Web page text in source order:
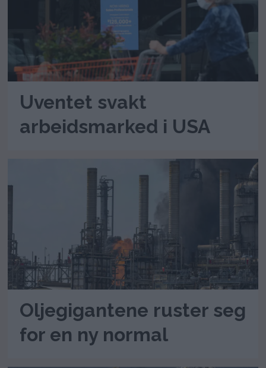
Uventet svakt
arbeidsmarked i USA
Oljegigantene ruster seg
for en ny normal